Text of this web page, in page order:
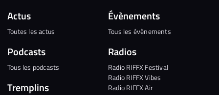
Actus
Toutes les actus
Podcasts
Tous les podcasts
Tremplins
Évènements
Tous les évènements
Radios
Radio RIFFX Festival
Radio RIFFX Vibes
Radio RIFFX Air